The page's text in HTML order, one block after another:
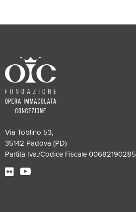
Via Toblino 53,
35142 Padova (PD)
Partita Iva./Codice Fiscale 00682190285